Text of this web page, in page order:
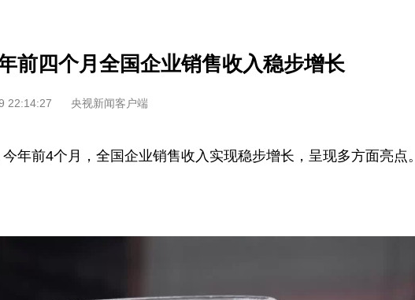
前四个月全国企业销售收入稳步增长
22:14:27 央视新闻客户端
年前4个月，全国企业销售收入实现稳步增长，呈现多方面亮点。